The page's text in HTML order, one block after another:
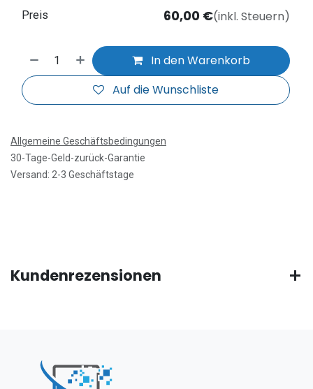
In den Warenkorb
Auf die Wunschliste
Preis 60,00 €(inkl. Steuern)
Allgemeine Geschäftsbedingungen
30-Tage-Geld-zurück-Garantie
Versand: 2-3 Geschäftstage
Kundenrezensionen